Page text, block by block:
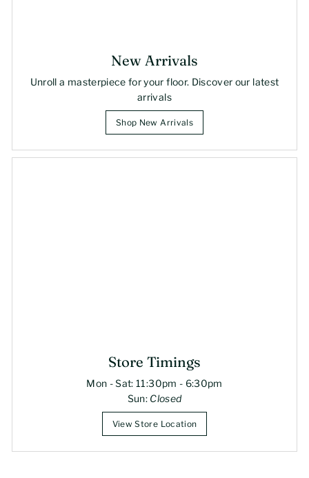
New Arrivals
Unroll a masterpiece for your floor. Discover our latest
arrivals
Shop New Arrivals
Store Timings
Mon - Sat: 11:30pm - 6:30pm
Sun: Closed
View Store Location